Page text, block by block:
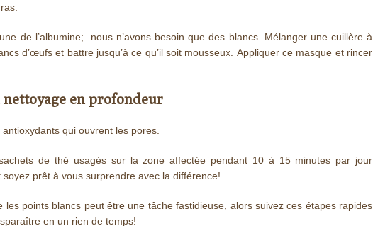
de l’albumine; nous n’avons besoin que des blancs. Mélanger une cuillère à
d’œufs et battre jusqu’à ce qu’il soit mousseux. Appliquer ce masque et rincer
en profondeur
qui ouvrent les pores.
de thé usagés sur la zone affectée pendant 10 à 15 minutes par jour
prêt à vous surprendre avec la différence!
les points blancs peut être une tâche fastidieuse, alors suivez ces étapes rapides
en un rien de temps!